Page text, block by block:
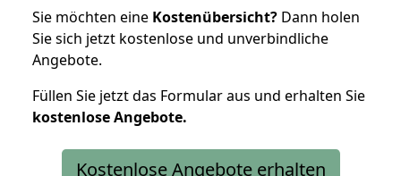
Sie möchten eine Kostenübersicht? Dann holen
Sie sich jetzt kostenlose und unverbindliche
Angebote.
Füllen Sie jetzt das Formular aus und erhalten Sie
kostenloseAngebote.
Kostenlose Angebote erhalten